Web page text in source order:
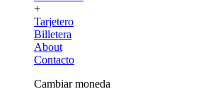
+
Tarjetero
Billetera
About
Contacto
Cambiar moneda